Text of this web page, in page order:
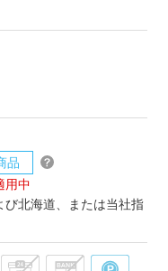
品
用中
北海道、または当社指